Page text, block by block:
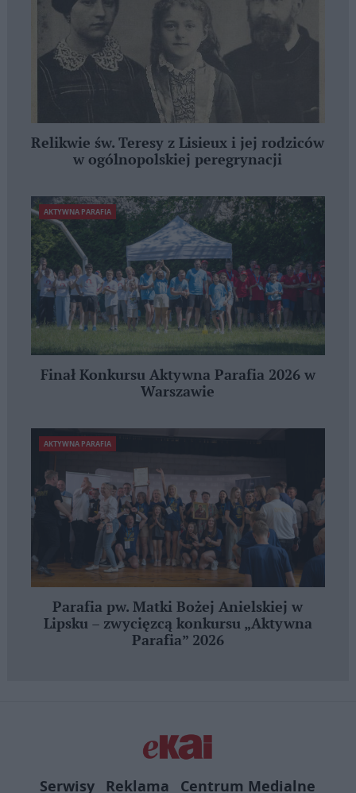
Relikwie św. Teresy z Lisieux i jej rodziców
w ogólnopolskiej peregrynacji
AKTYWNA PARAFIA
Finał Konkursu Aktywna Parafia 2026 w
Warszawie
AKTYWNA PARAFIA
Parafia pw. Matki Bożej Anielskiej w
Lipsku – zwycięzcą konkursu „Aktywna
Parafia” 2026
Serwisy Reklama Centrum Medialne